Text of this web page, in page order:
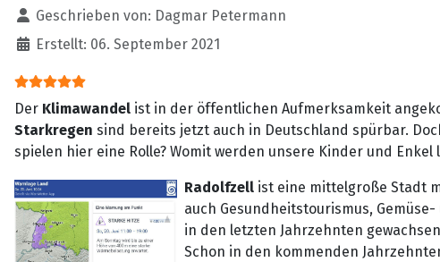
Details
Geschrieben von: Dagmar Petermann
Erstellt: 06. September 2021
Bewertung:
Der Klimawandel ist in der öffentlichen Aufmerksamkeit
Starkregen sind bereits jetzt auch in Deutschland spürbar.
spielen hier eine Rolle? Womit werden unsere Kinder und Enkel
Radolfzell ist eine mittelgroße Stadt
auch Gesundheitstourismus,
in den letzten Jahrzehnten
Schon in den kommenden